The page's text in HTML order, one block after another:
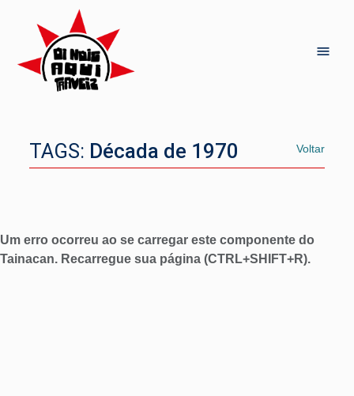
TAGS: Década de 1970 Voltar
Um erro ocorreu ao se carregar este componente do
Tainacan. Recarregue sua página (CTRL+SHIFT+R).